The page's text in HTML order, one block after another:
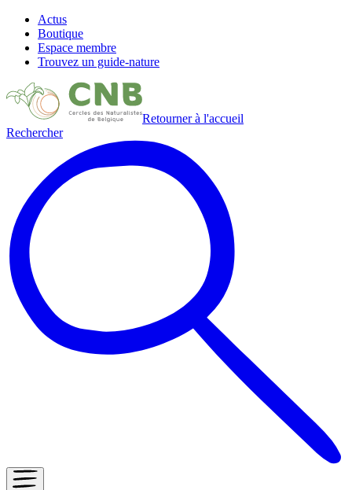
Actus
Boutique
Espace membre
Trouvez un guide-nature
Retourner à l'accueil
Rechercher